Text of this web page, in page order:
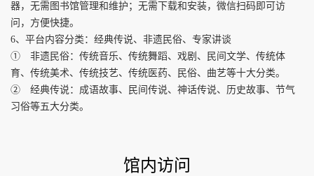
器，无需图书馆管理和维护；无需下载和安装，微信扫码即可访
问，方便快捷。
6、平台内容分类：经典传说、非遗民俗、专家讲谈
① 非遗民俗：传统音乐、传统舞蹈、戏剧、民间文学、传统体
育、传统美术、传统技艺、传统医药、民俗、曲艺等十大分类。
② 经典传说：成语故事、民间传说、神话传说、历史故事、节气
习俗等五大分类。
馆内访问